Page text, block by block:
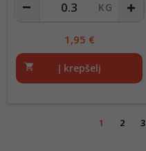
1,95 €
shopping_cart Į krepšelį
1 2 3